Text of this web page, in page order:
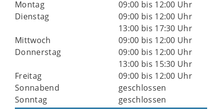
Montag
09:00 bis 12:00 Uhr
Dienstag
09:00 bis 12:00 Uhr
13:00 bis 17:30 Uhr
Mittwoch
09:00 bis 12:00 Uhr
Donnerstag
09:00 bis 12:00 Uhr
13:00 bis 15:30 Uhr
Freitag
09:00 bis 12:00 Uhr
Sonnabend
geschlossen
Sonntag
geschlossen